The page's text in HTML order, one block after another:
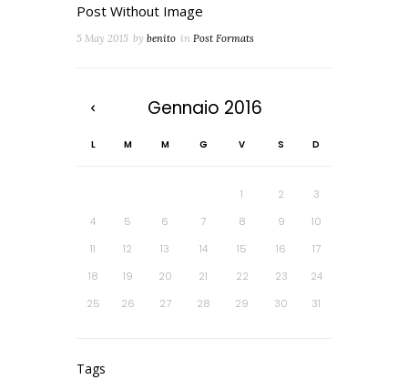
Post Without Image
5 May 2015 by benito in Post Formats
Gennaio 2016
L M M G V S D
1 2
3
4
5 6 7 8 9
10
11
12 13 14 15 16
17
18
19 20 21 22 23
24
25
26 27 28 29 30 31
Tags